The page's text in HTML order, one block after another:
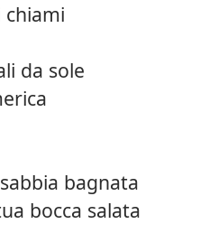
da sole
bagnata
bocca salata